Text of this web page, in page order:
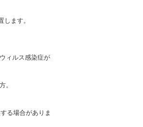
ます。
ィルス感染症が
。
る場合がありま